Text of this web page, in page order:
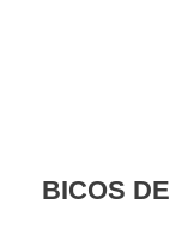
BICOS